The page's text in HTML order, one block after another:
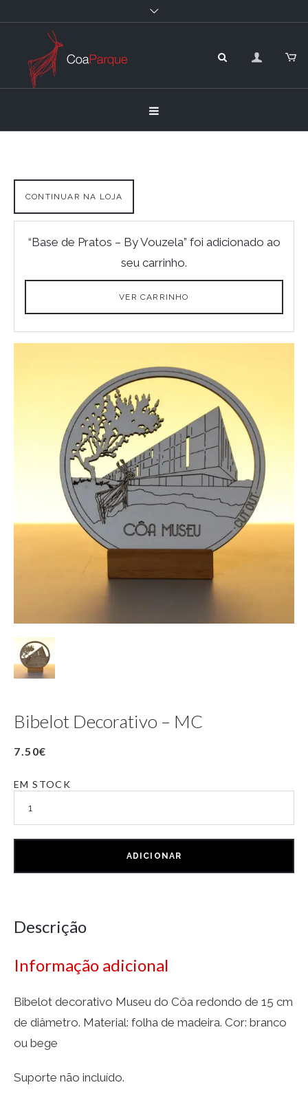
CONTINUAR NA LOJA
“Base de Pratos – By Vouzela” foi adicionado ao
seu carrinho.
VER CARRINHO
Bibelot Decorativo – MC
7.50€
EM STOCK
ADICIONAR
Descrição
Informação adicional
Bibelot decorativo Museu do Côa redondo de 15 cm
de diâmetro. Material: folha de madeira. Cor: branco
ou bege
Suporte não incluído.